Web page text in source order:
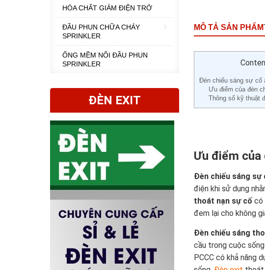
MÔ TẢ SẢN PHẨM
Đèn chiếu sáng sự cố
Ưu điểm của đèn
Thông số kỹ thuật
Ưu điểm
Đèn chiếu sáng sự
điện khi sử dụng
thoát nạn sự cốcó
đem lại cho không
Đèn chiếu sáng
cầu trong cuộc
PCCC có khả năng
HÓA CHẤT GIẢM ĐIỆN TRỞ
ĐẦU PHUN CHỮA CHÁY
SPRINKLER
ỐNG MỀM NỐI ĐẦU PHUN
SPRINKLER
ĐÈN EXIT